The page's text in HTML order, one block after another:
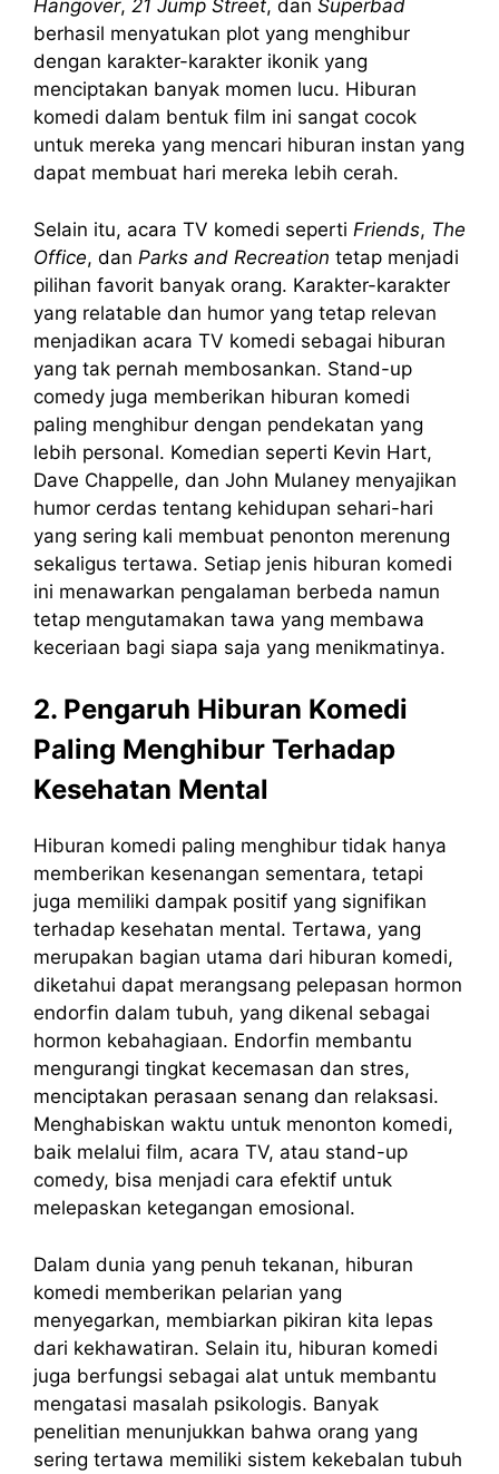
Hangover, 21 Jump Street, dan Superbad
berhasil menyatukan plot yang menghibur
dengan karakter-karakter ikonik yang
menciptakan banyak momen lucu. Hiburan
komedi dalam bentuk film ini sangat cocok
untuk mereka yang mencari hiburan instan yang
dapat membuat hari mereka lebih cerah.
Selain itu, acara TV komedi seperti Friends, The
Office, dan Parks and Recreation tetap menjadi
pilihan favorit banyak orang. Karakter-karakter
yang relatable dan humor yang tetap relevan
menjadikan acara TV komedi sebagai hiburan
yang tak pernah membosankan. Stand-up
comedy juga memberikan hiburan komedi
paling menghibur dengan pendekatan yang
lebih personal. Komedian seperti Kevin Hart,
Dave Chappelle, dan John Mulaney menyajikan
humor cerdas tentang kehidupan sehari-hari
yang sering kali membuat penonton merenung
sekaligus tertawa. Setiap jenis hiburan komedi
ini menawarkan pengalaman berbeda namun
tetap mengutamakan tawa yang membawa
keceriaan bagi siapa saja yang menikmatinya.
2. Pengaruh Hiburan Komedi
Paling Menghibur Terhadap
Kesehatan Mental
Hiburan komedi paling menghibur tidak hanya
memberikan kesenangan sementara, tetapi
juga memiliki dampak positif yang signifikan
terhadap kesehatan mental. Tertawa, yang
merupakan bagian utama dari hiburan komedi,
diketahui dapat merangsang pelepasan hormon
endorfin dalam tubuh, yang dikenal sebagai
hormon kebahagiaan. Endorfin membantu
mengurangi tingkat kecemasan dan stres,
menciptakan perasaan senang dan relaksasi.
Menghabiskan waktu untuk menonton komedi,
baik melalui film, acara TV, atau stand-up
comedy, bisa menjadi cara efektif untuk
melepaskan ketegangan emosional.
Dalam dunia yang penuh tekanan, hiburan
komedi memberikan pelarian yang
menyegarkan, membiarkan pikiran kita lepas
dari kekhawatiran. Selain itu, hiburan komedi
juga berfungsi sebagai alat untuk membantu
mengatasi masalah psikologis. Banyak
penelitian menunjukkan bahwa orang yang
sering tertawa memiliki sistem kekebalan tubuh